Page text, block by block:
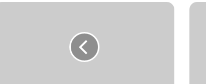
الإمداد المرافق الحيوية
مدير قوات الدفاع المدني يتفقد الأوضاع
تنفيذي